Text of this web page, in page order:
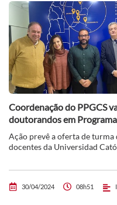
Coordenação do PPGCS
doutorandos em
Ação prevê a oferta de
docentes da Universidad
30/04/2024 08h51